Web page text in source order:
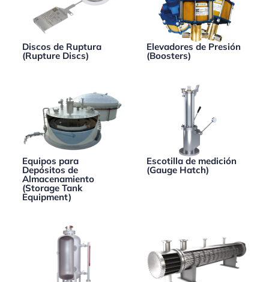
Discos de Ruptura
(Rupture Discs)
Elevadores de Presión
(Boosters)
Equipos para
Depósitos de
Almacenamiento
(Storage Tank
Equipment)
Escotilla de medición
(Gauge Hatch)